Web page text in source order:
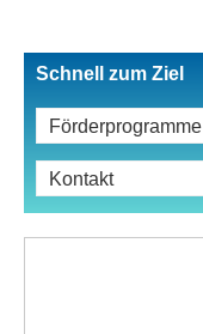
Schnell zum Ziel
Förderprogramme
Kontakt